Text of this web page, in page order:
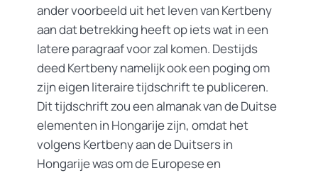
ander voorbeeld uit het leven van Kertbeny
aan dat betrekking heeft op iets wat in een
latere paragraaf voor zal komen. Destijds
deed Kertbeny namelijk ook een poging om
zijn eigen literaire tijdschrift te publiceren.
Dit tijdschrift zou een almanak van de Duitse
elementen in Hongarije zijn, omdat het
volgens Kertbeny aan de Duitsers in
Hongarije was om de Europese en